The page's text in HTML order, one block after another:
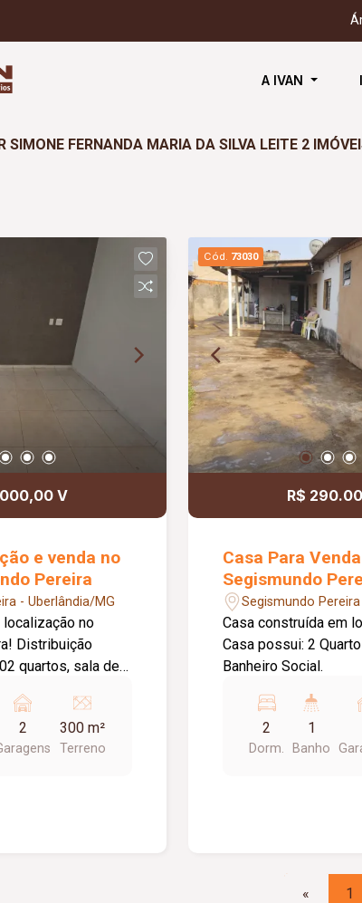
A IVAN
SIMONE FERNANDA MARIA DA SILVA LEITE 2
V
e venda no
Pereira
- Uberlândia/MG
no
quartos, sala de
Áreas de
Possui área e
com laje, área de
2 300 m²
Terreno
Cód. 73030
R$
Casa Para
Segismundo
Segismundo
Casa construída em lote de 300m².
Casa possui: 2
Banheiro Social.
2
Dorm.
1
Banho
« 1